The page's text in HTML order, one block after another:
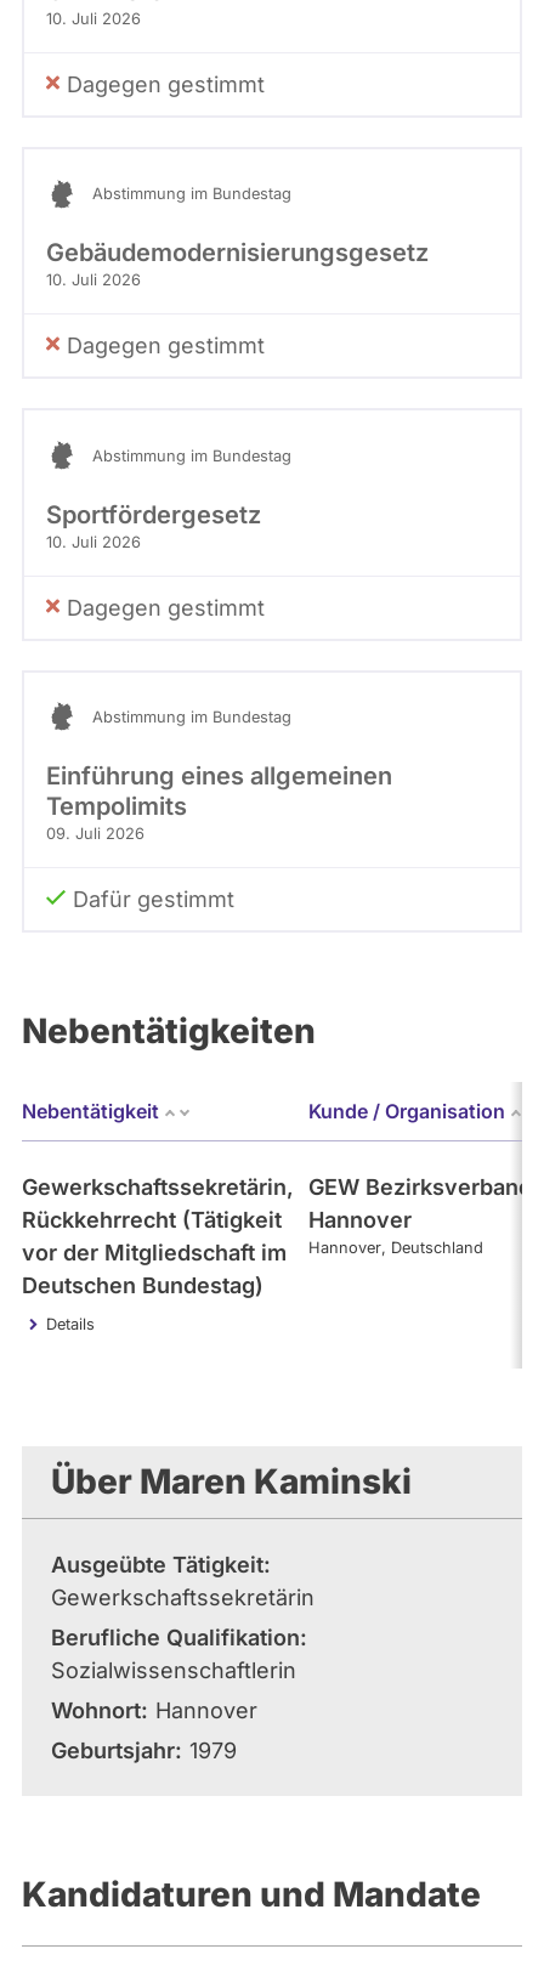
10. Juli 2026
Dagegen gestimmt
Abstimmung im Bundestag
Gebäudemodernisierungsgesetz
10. Juli 2026
Dagegen gestimmt
Abstimmung im Bundestag
Sportfördergesetz
10. Juli 2026
Dagegen gestimmt
Abstimmung im Bundestag
Einführung eines allgemeinen
Tempolimits
09. Juli 2026
Dafür gestimmt
Nebentätigkeiten
Nebentätigkeit Kunde / Organisation
Gewerkschaftssekretärin,
Rückkehrrecht (Tätigkeit
vor der Mitgliedschaft im
Deutschen Bundestag)
Details
GEW Bezirksverband
Hannover
Hannover Deutschland
Über Maren Kaminski
Ausgeübte Tätigkeit
Gewerkschaftssekretärin
Berufliche Qualifikation
Sozialwissenschaftlerin
Wohnort
Hannover
Geburtsjahr 1979
Kandidaturen und Mandate